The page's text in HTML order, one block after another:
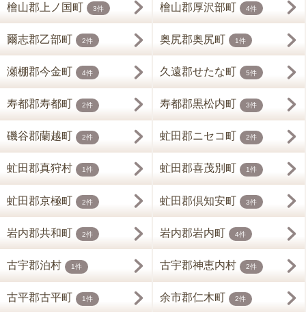
檜山郡上ノ国町 3件 檜山郡厚沢部町 4件
爾志郡乙部町 2件 奥尻郡奥尻町 1件
瀬棚郡今金町 4件 久遠郡せたな町 5件
寿都郡寿都町 2件 寿都郡黒松内町 3件
磯谷郡蘭越町 2件 虻田郡ニセコ町 2件
虻田郡真狩村 1件 虻田郡喜茂別町 1件
虻田郡京極町 2件 虻田郡倶知安町 3件
岩内郡共和町 2件 岩内郡岩内町 4件
古宇郡泊村 1件 古宇郡神恵内村 2件
古平郡古平町 1件 余市郡仁木町 2件